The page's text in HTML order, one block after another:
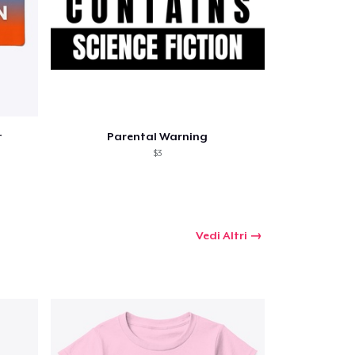
Parental Warning
$3
Vedi Altri